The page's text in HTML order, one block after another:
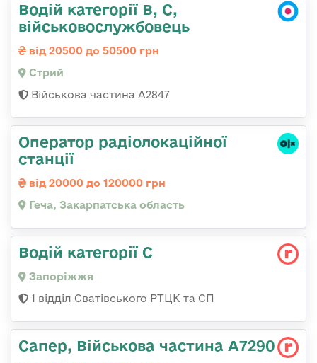
Водій категорії B, C,
військовослужбовець
від 20500 до 50500 грн
Стрий
Військова частина А2847
Оператор радіолокаційної
станції
від 20000 до 120000 грн
Геча, Закарпатська область
Водій категорії С
Запоріжжя
1 відділ Сватівського РТЦК та СП
Сапер, Військова частина А7290